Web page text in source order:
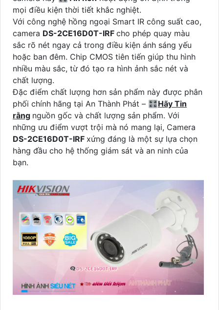
mọi điều kiện thời tiết khắc nghiệt.
Với công nghệ hồng ngoại Smart IR công suất cao,
camera DS-2CE16D0T-IRF cho phép quay màu
sắc rõ nét ngay cả trong điều kiện ánh sáng yếu
hoặc ban đêm. Chip CMOS tiên tiến giúp thu hình
nhiều màu sắc, từ đó tạo ra hình ảnh sắc nét và
chất lượng.
Đặc điểm chất lượng hơn sản phẩm này được phân
phối chính hãng tại An Thành Phát – 🎛Hãy Tin
rằng nguồn gốc và chất lượng sản phẩm. Với
những ưu điểm vượt trội mà nó mang lại, Camera
DS-2CE16D0T-IRF xứng đáng là một sự lựa chọn
hàng đầu cho hệ thống giám sát và an ninh của
bạn.